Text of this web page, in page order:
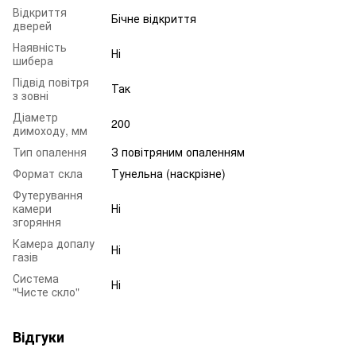
Відкриття
дверей
Бічне відкриття
Наявність
шибера
Ні
Підвід повітря
з зовні
Так
Діаметр
димоходу, мм
200
Тип опалення
З повітряним опаленням
Формат скла
Тунельна (наскрізне)
Футерування
камери
згоряння
Ні
Камера допалу
газів
Ні
Система
"Чисте cкло"
Ні
Відгуки